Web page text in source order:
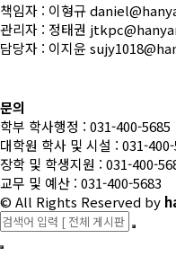
책임자 : 이형규
관리자 : 정태권
담당자 : 이지윤
문의
학부 학사행정 : 031-400-5685
대학원 학사 및 시설 : 031-
장학 및 학생지원 : 031-400-
교무 및 예산 : 031-400-5683
© All Rights Reserved by